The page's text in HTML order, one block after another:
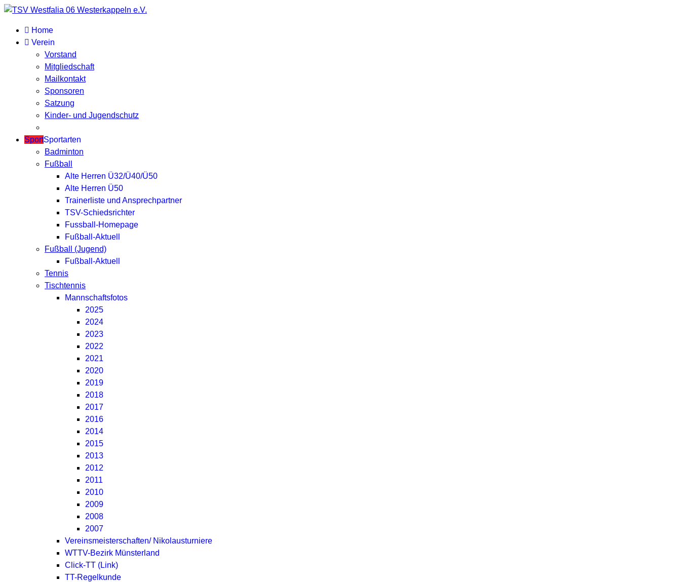
Home
Verein
Vorstand
Mitgliedschaft
Mailkontakt
Sponsoren
Satzung
Kinder- und Jugendschutz
SportSportarten
Badminton
Fußball
Alte Herren Ü32/Ü40/Ü50
Alte Herren Ü50
Trainerliste und Ansprechpartner
TSV-Schiedsrichter
Fussball-Homepage
Fußball-Aktuell
Fußball (Jugend)
Fußball-Aktuell
Tennis
Tischtennis
Mannschaftsfotos
2025
2024
2023
2022
2021
2020
2019
2018
2017
2016
2014
2015
2013
2012
2011
2010
2009
2008
2007
Vereinsmeisterschaften/ Nikolausturniere
WTTV-Bezirk Münsterland
Click-TT (Link)
TT-Regelkunde